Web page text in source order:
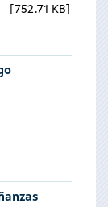
752.71 KB